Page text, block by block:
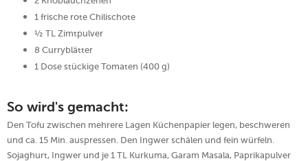
1 frische rote Chilischote
½ TL Zimtpulver
8 Curryblätter
1 Dose stückige Tomaten (400 g)
So wird's gemacht:
Den Tofu zwischen mehrere Lagen Küchenpapier legen, beschweren
und ca. 15 Min. auspressen. Den Ingwer schälen und fein würfeln.
Sojaghurt, Ingwer und je 1 TL Kurkuma, Garam Masala, Paprikapulver